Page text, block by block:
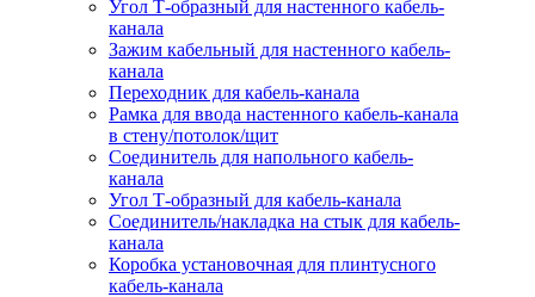
Угол Т-образный для настенного кабель-
канала
Зажим кабельный для настенного кабель-
канала
Переходник для кабель-канала
Рамка для ввода настенного кабель-канала
в стену/потолок/щит
Соединитель для напольного кабель-
канала
Угол Т-образный для кабель-канала
Соединитель/накладка на стык для кабель-
канала
Коробка установочная для плинтусного
кабель-канала